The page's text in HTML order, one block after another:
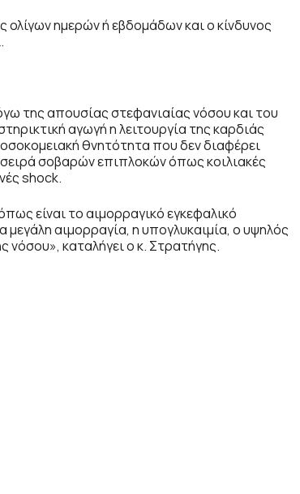
ημερών ή εβδομάδων και ο κίνδυνος
της απουσίας στεφανιαίας νόσου και του
αγωγή η λειτουργία της καρδιάς
θνητότητα που δεν διαφέρει
σοβαρών επιπλοκών όπως κοιλιακές
shock.
είναι το αιμορραγικό εγκεφαλικό
αιμορραγία, η υπογλυκαιμία, ο υψηλός
νόσου», καταλήγει ο κ. Στρατήγης.